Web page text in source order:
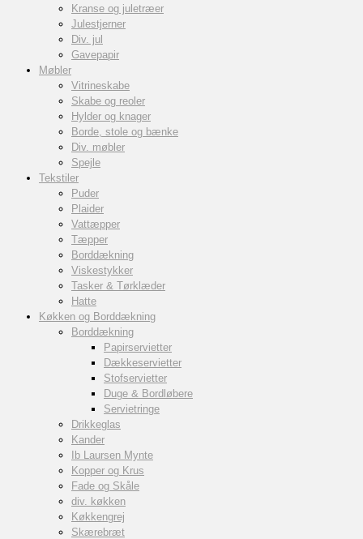
Kranse og juletræer
Julestjerner
Div. jul
Gavepapir
Møbler
Vitrineskabe
Skabe og reoler
Hylder og knager
Borde, stole og bænke
Div. møbler
Spejle
Tekstiler
Puder
Plaider
Vattæpper
Tæpper
Borddækning
Viskestykker
Tasker & Tørklæder
Hatte
Køkken og Borddækning
Borddækning
Papirservietter
Dækkeservietter
Stofservietter
Duge & Bordløbere
Servietringe
Drikkeglas
Kander
Ib Laursen Mynte
Kopper og Krus
Fade og Skåle
div. køkken
Køkkengrej
Skærebræt